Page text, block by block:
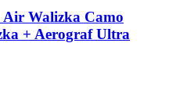
Walizka Camo
+ Aerograf Ultra